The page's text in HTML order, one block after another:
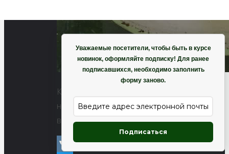
Клумба
на
воде
Уважаемые посетители, чтобы быть в курсе
новинок, оформляйте подписку! Для ранее
подписавшихся, необходимо заполнить
форму заново.
Подписаться